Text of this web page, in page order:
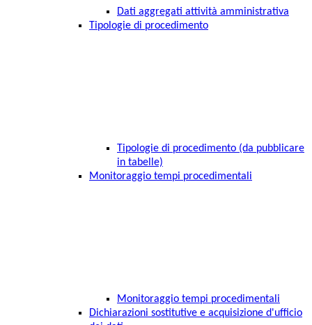
Dati aggregati attività amministrativa
Tipologie di procedimento
Tipologie di procedimento (da pubblicare
in tabelle)
Monitoraggio tempi procedimentali
Monitoraggio tempi procedimentali
Dichiarazioni sostitutive e acquisizione d'ufficio